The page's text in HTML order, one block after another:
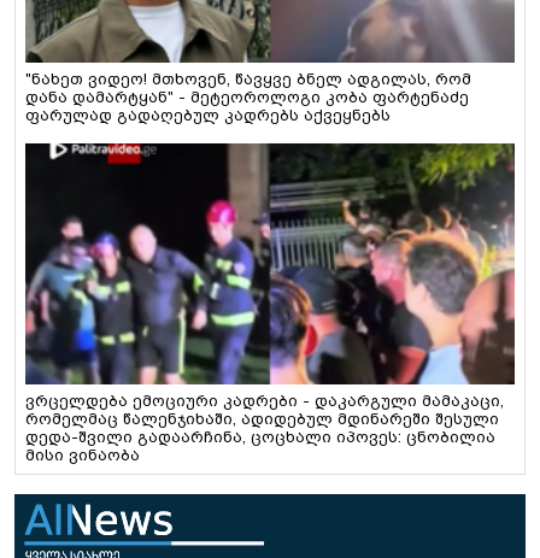
"ნახეთ ვიდეო! მთხოვენ, წავყვე ბნელ ადგილას, რომ
დანა დამარტყან" - მეტეოროლოგი კობა ფარტენაძე
ფარულად გადაღებულ კადრებს აქვეყნებს
ვრცელდება ემოციური კადრები - დაკარგული მამაკაცი,
რომელმაც წალენჯიხაში, ადიდებულ მდინარეში შესული
დედა-შვილი გადაარჩინა, ცოცხალი იპოვეს: ცნობილია
მისი ვინაობა